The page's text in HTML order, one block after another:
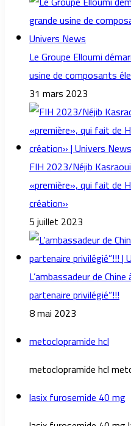
Le Groupe Elloumi
usine de composants
31 mars 2023
FIH 2023/Néjib
«première», qui fait de
création»
5 juillet 2023
L’ambassadeur de
partenaire privilégié”!!!
8 mai 2023
metoclopramide hcl
metoclopramide hcl
lasix furosemide 40 mg